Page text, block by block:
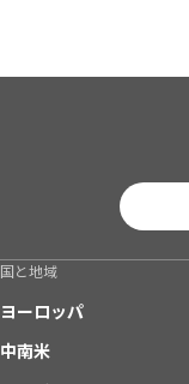
国と地域
ヨーロッパ
中南米